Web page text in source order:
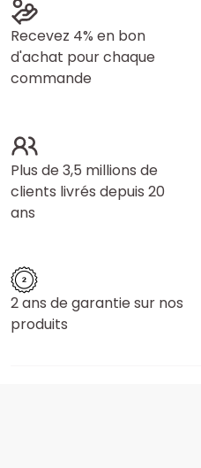
Recevez 4% en bon
d'achat pour chaque
commande
Plus de 3,5 millions de
clients livrés depuis 20
ans
2 ans de garantie sur nos
produits